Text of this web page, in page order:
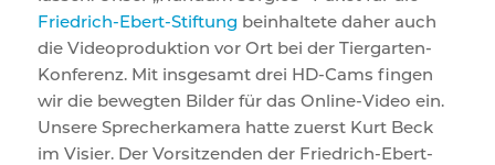
Friedrich-Ebert-Stiftung beinhaltete daher auch
die Videoproduktion vor Ort bei der Tiergarten-
Konferenz. Mit insgesamt drei HD-Cams fingen
wir die bewegten Bilder für das Online-Video ein.
Unsere Sprecherkamera hatte zuerst Kurt Beck
im Visier. Der Vorsitzenden der Friedrich-Ebert-